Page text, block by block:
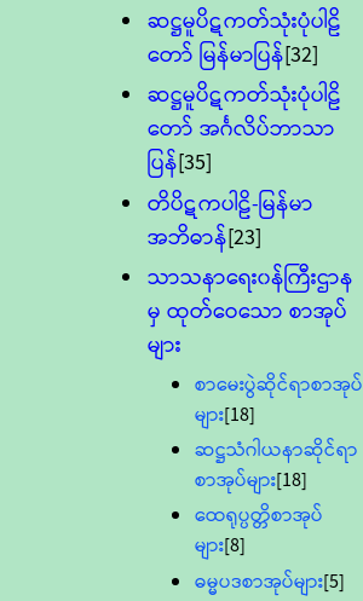
ဆဋ္ဌမူပိဋကတ်သုံးပုံပါဠိ
တော် မြန်မာပြန်[32]
ဆဋ္ဌမူပိဋကတ်သုံးပုံပါဠိ
တော် အင်္ဂလိပ်ဘာသာ
ပြန်[35]
တိပိဋကပါဠိ-မြန်မာ
အဘိဓာန်[23]
သာသနာရေး၀န်ကြီးဌာန
မှ ထုတ်ဝေသော စာအုပ်
များ
စာမေးပွဲဆိုင်ရာစာအုပ်
များ[18]
ဆဋ္ဌသံဂါယနာဆိုင်ရာ
စာအုပ်များ[18]
ထေရုပ္ပတ္တိစာအုပ်
များ[8]
ဓမ္မပဒစာအုပ်များ[5]